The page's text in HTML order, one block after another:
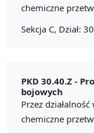
chemiczne
Sekcja C, Dział:
PKD 30.40.Z -
bojowych
Przez
chemiczne